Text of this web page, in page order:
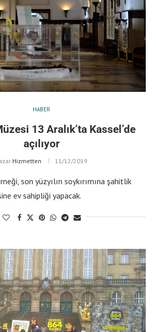
HABER
13 Aralık’ta Kassel’de
açılıyor
Hizmetten 11/12/2019
son yüzyılın soykırımına şahitlik
ev sahipliği yapacak.